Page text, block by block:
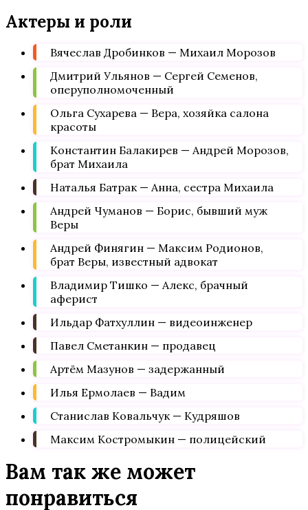
Актеры и роли
Вячеслав Дробинков — Михаил Морозов
Дмитрий Ульянов — Сергей Семенов,
оперуполномоченный
Ольга Сухарева — Вера, хозяйка салона
красоты
Константин Балакирев — Андрей Морозов,
брат Михаила
Наталья Батрак — Анна, сестра Михаила
Андрей Чуманов — Борис, бывший муж
Веры
Андрей Финягин — Максим Родионов,
брат Веры, известный адвокат
Владимир Тишко — Алекс, брачный
аферист
Ильдар Фатхуллин — видеоинженер
Павел Сметанкин — продавец
Артём Мазунов — задержанный
Илья Ермолаев — Вадим
Станислав Ковальчук — Кудряшов
Максим Костромыкин — полицейский
Вам так же может
понравиться